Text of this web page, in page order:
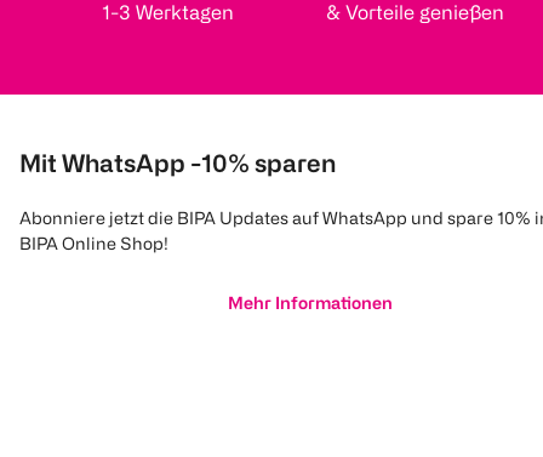
1-3 Werktagen
& Vorteile genießen
Mit WhatsApp -10% sparen
Abonniere jetzt die BIPA Updates auf WhatsApp und spare 10%
BIPA Online Shop!
Mehr Informationen